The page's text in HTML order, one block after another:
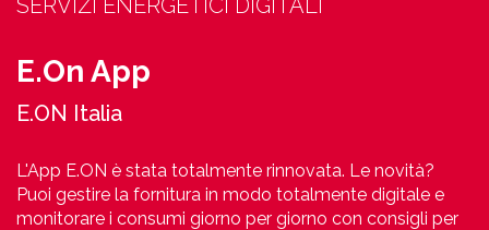
E.On App
E.ON Italia
L'App E.ON è stata totalmente rinnovata. Le novità?
Puoi gestire la fornitura in modo totalmente digitale e
monitorare i consumi giorno per giorno con consigli per